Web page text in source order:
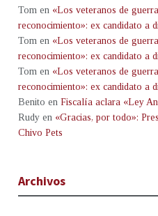
Tom en «Los veteranos de
reconocimiento»: ex candidato a
Tom en «Los veteranos de
reconocimiento»: ex candidato a
Tom en «Los veteranos de
reconocimiento»: ex candidato a
Benito en Fiscalía aclara «Ley
Rudy en «Gracias, por todo»:
Chivo Pets
Archivos